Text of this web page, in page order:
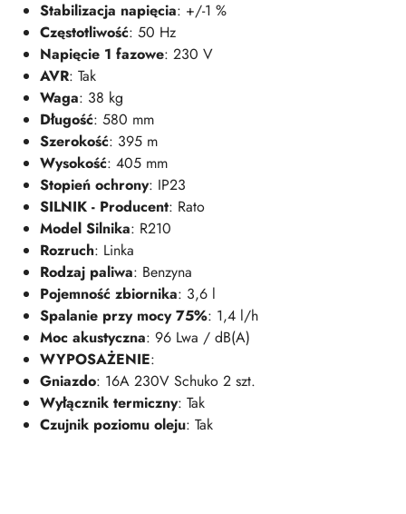
Stabilizacja napięcia: +/-1 %
Częstotliwość: 50 Hz
Napięcie 1 fazowe: 230 V
AVR: Tak
Waga: 38 kg
Długość: 580 mm
Szerokość: 395 m
Wysokość: 405 mm
Stopień ochrony: IP23
SILNIK - Producent: Rato
Model Silnika: R210
Rozruch: Linka
Rodzaj paliwa: Benzyna
Pojemność zbiornika: 3,6 l
Spalanie przy mocy 75%: 1,4 l/h
Moc akustyczna: 96 Lwa / dB(A)
WYPOSAŻENIE:
Gniazdo: 16A 230V Schuko 2 szt.
Wyłącznik termiczny: Tak
Czujnik poziomu oleju: Tak